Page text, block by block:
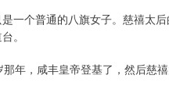
一个普通的八旗女子。慈禧太
。
年，咸丰皇帝登基了，然后慈禧